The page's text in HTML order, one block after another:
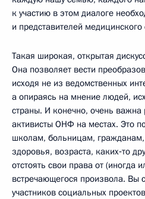
к участию в этом диалоге
и представителей
Такая широкая, открытая
Она позволяет вести
исходя не из ведомственных
а опираясь на мнение людей,
страны. И конечно, очень важна
активисты ОНФ на местах. Это
школам, больницам, гражданам,
здоровья, возраста, каких‑то
отстоять свои права от (иногда
встречающегося произвола. Вы
участников социальных